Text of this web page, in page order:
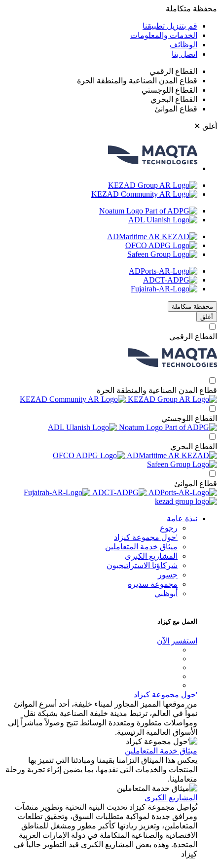
متكاملة
قم بتنزيل تطبيقنا
الخدمات والمعلومات
الوظائف
اتصل بنا
القطاع الرقمي
قطاع المدن الصناعية والمنطقة الحرة
القطاع اللوجستي
القطاع البحري
قطاع الموانئ
✕
محفظة متكاملة
أغلق
الرقمي
المدن الصناعية والمنطقة الحرة
اللوجستي
البحري
الموانئ
نبذة عامة
رجوع
'حول مجموعة كيزاد
ميثاق خدمة المتعاملين
المشاريع الكبرى
شركاؤنا الاستراتيجيون
جسور
مجموعة سديرة
أبوظبي
العمل مع كيزاد
استفسر الآن
'حول مجموعة كيزاد
من موقعها المميز المجاور لميناء خليفة، أحد أسرع الموانئ
نمواً في العالم، ترتبط مدينة خليفة الصناعية بشبكة نقل
ومواصلات متطورة ومتعددة الوسائط تتيح وصولاً مباشراً إلى
الأسواق العالمية الرئيسية.
ميثاق خدمة المتعاملين
يعكس هذا الميثاق التزامنا بقيمنا ومبادئنا التي تتميز بها
المنتجات والخدمات التي نقدمها، بما يضمن إثراء تجربة ورحلة
متعاملينا.
المشاريع الكبرى
تُواصِل مجموعة كيزاد تحديث البنية التحتية وتطوير منشآت
ومرافق جديدة لمواكبة متطلبات السوق، وتحقيق تطلعات
المتعاملين، وتعزيز ريادتها كأكبر مطور ومشغل للمناطق
الاقتصادية والصناعية المتكاملة في دولة الإمارات العربية
المتحدة. وهذه بعض المشاريع الكبرى قيد التطوير حالياً في
كيزاد